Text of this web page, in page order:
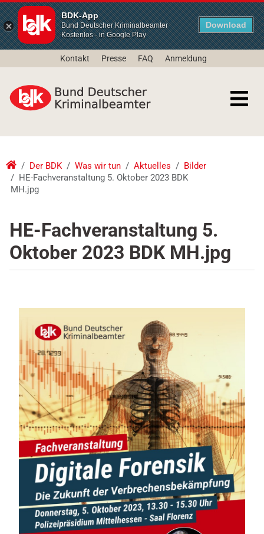
BDK-App
Bund Deutscher Kriminalbeamter
Kostenlos - in Google Play
Download
Kontakt Presse FAQ Anmeldung
Der BDK Was wir tun Aktuelles
Bilder
HE-Fachveranstaltung 5. Oktober 2023 BDK
MH.jpg
HE-Fachveranstaltung 5.
Oktober 2023 BDK MH.jpg